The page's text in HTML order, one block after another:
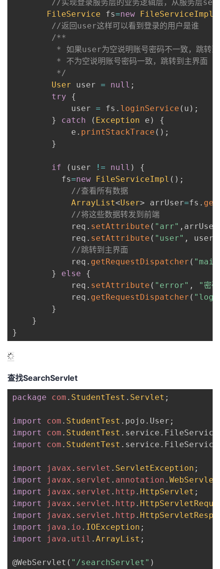
//实现登录服务层的业务逻辑层，从服务层
FileService fs=new FileServiceImpl
//返回user这样可以看到登录的用户是谁
/**
* 如果user为空说明账号密码不一致，跳转到
         * 不为空说明账号密码一致，跳转到主界面
         */
User user = null ;
try
{
            user
= fs . loginService ( u ) ;
}
catch ( Exception e )
{
            e
. printStackTrace ( ) ;
}
if ( user != null )
{
          fs
=new FileServiceImpl ( ) ;
//查看所有数据
ArrayList<User> arrUser=fs .
//将这些数据转发到前端
            req
. setAttribute ( "arr" , arrUser
            req
. setAttribute ( "user" , user
//跳转到主界面
            req
. getRequestDispatcher (
}
else
{
            req
. setAttribute ( "error" ,
"密
            req
. getRequestDispatcher (
}
}
}
查找SearchServlet
package com . StudentTest . Servlet ;
import com . StudentTest . pojo . User ;
import
com . StudentTest . service . FileService
import
com . StudentTest . service .
import javax . servlet . ServletException ;
import
javax . servlet . annotation . WebServlet
import
javax . servlet . http . HttpServlet ;
import
javax . servlet . http .
import
javax . servlet . http .
import
java . io . IOException ;
import
java . util . ArrayList ;
@WebServlet ( "/searchServlet" )